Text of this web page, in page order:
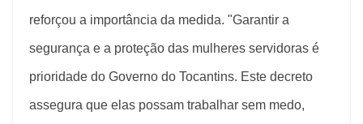
reforçou a importância da medida. "Garantir a
segurança e a proteção das mulheres servidoras é
prioridade do Governo do Tocantins. Este decreto
assegura que elas possam trabalhar sem medo,